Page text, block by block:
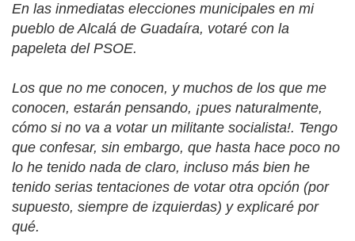
En las inmediatas elecciones municipales en mi
pueblo de Alcalá de Guadaíra, votaré con la
papeleta del PSOE.
Los que no me conocen, y muchos de los que me
conocen, estarán pensando, ¡pues naturalmente,
cómo si no va a votar un militante socialista!. Tengo
que confesar, sin embargo, que hasta hace poco no
lo he tenido nada de claro, incluso más bien he
tenido serias tentaciones de votar otra opción (por
supuesto, siempre de izquierdas) y explicaré por
qué.